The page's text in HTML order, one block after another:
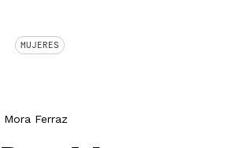
MUJERES
Mora Ferraz